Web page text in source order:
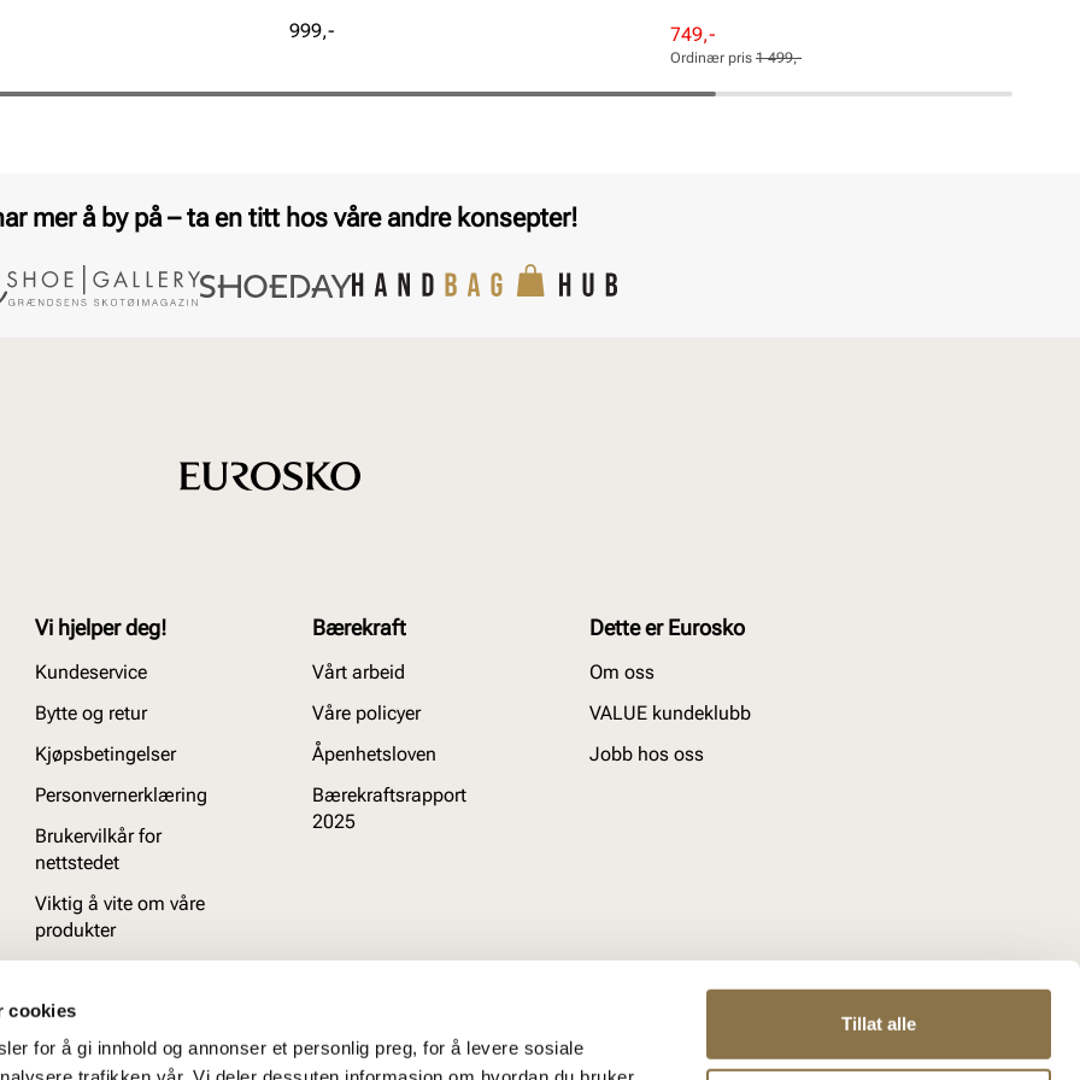
cookies
for å gi innhold og annonser et personlig preg, for å levere sosiale
Tillat alle
Pris
999,-
Rabattert
pris
Pris
749,-
Ordinær
pris
Pris
Ordinær pris 1 499,-
mer å by på – ta en titt hos våre andre konsepter!
Vi hjelper deg!
Kundeservice
Bytte og retur
Kjøpsbetingelser
Personvernerklæring
Brukervilkår for
nettstedet
Viktig å vite om våre
produkter
Bærekraft
Vårt arbeid
Våre policyer
Åpenhetsloven
Bærekraftsrapport
2025
Dette er Eurosko
Om oss
VALUE kundeklubb
Jobb hos oss